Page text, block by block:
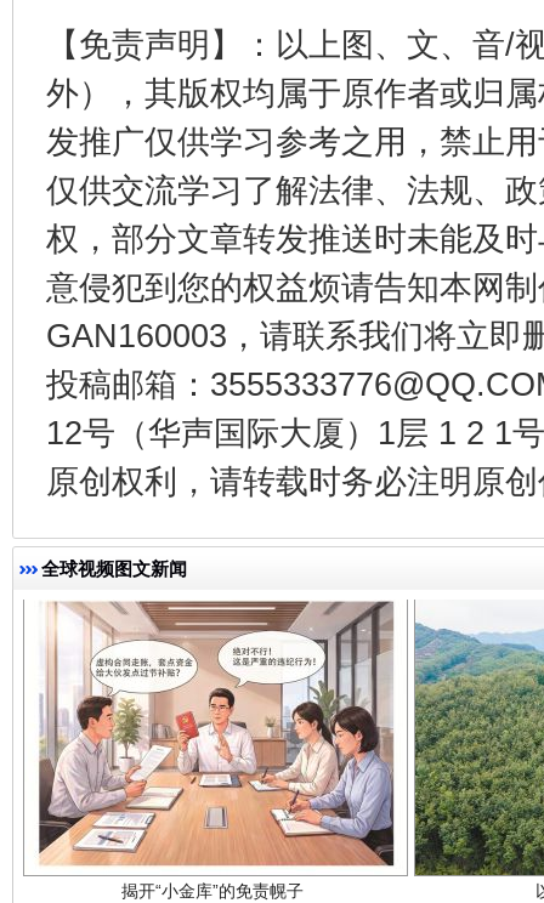
【免责声明】：以上图、文、音/
外），其版权均属于原作者或归
发推广仅供学习参考之用，禁止
仅供交流学习了解法律、法规、
权，部分文章转发推送时未能及
意侵犯到您的权益烦请告知本网
GAN160003，请联系我们将立即
投稿邮箱：
12号（华声国际大厦）1层 1 2 1
原创权利，请转载时务必注明原
全球视频图文新闻
东山县通报“牛蛙产品抗生素超标问题” 法
千年窑火 生生不息 一
揭开“小金库”的免责幌子